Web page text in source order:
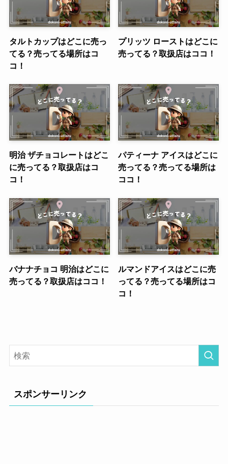
タルトカップはどこに売っ
てる？売ってる場所はコ
コ！
プリッツ ローストはどこに
売ってる？取扱店はココ！
明治 ザチョコレートはどこ
に売ってる？取扱店はコ
コ！
パティーナ アイスはどこに
売ってる？売ってる場所は
ココ！
バナナチョコ 明治はどこに
売ってる？取扱店はココ！
ルマンドアイスはどこに売
ってる？売ってる場所はコ
コ！
スポンサーリンク